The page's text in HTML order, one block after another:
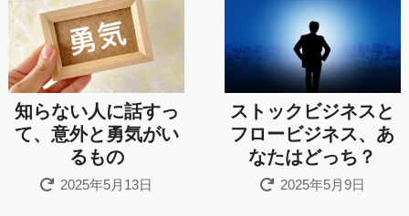
知らない人に話すっ
て、意外と勇気がい
るもの
2025年5月13日
ストックビジネスと
フロービジネス、あ
なたはどっち？
2025年5月9日